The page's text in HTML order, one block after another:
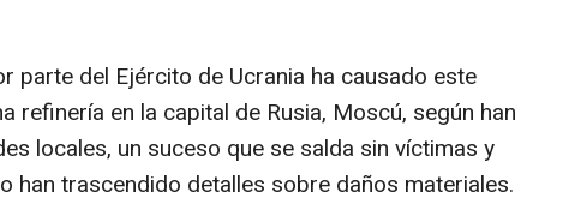
parte del Ejército de Ucrania ha causado este
refinería en la capital de Rusia, Moscú, según han
locales, un suceso que se salda sin víctimas y
han trascendido detalles sobre daños materiales.